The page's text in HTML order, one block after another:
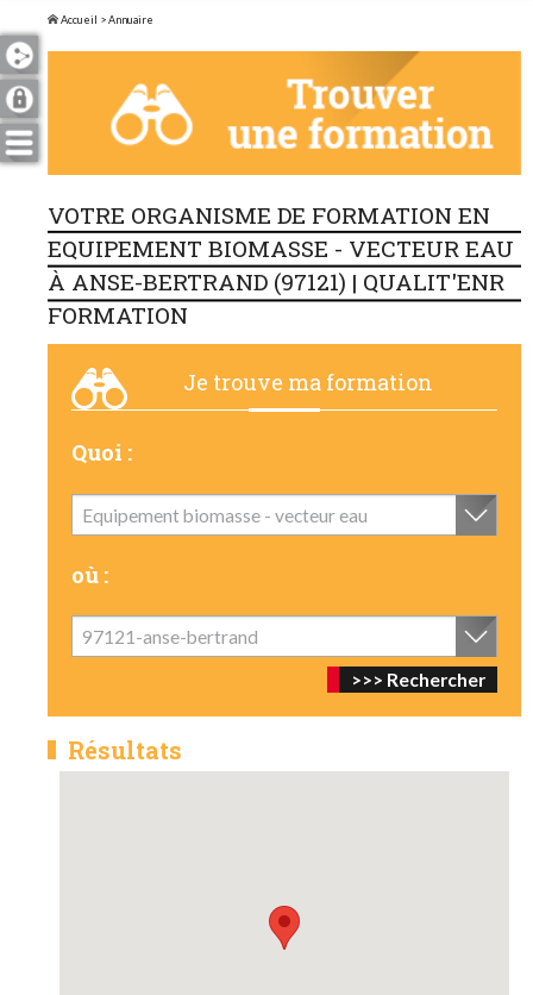
Accueil > Annuaire
VOTRE ORGANISME DE FORMATION EN
EQUIPEMENT BIOMASSE - VECTEUR EAU
À ANSE-BERTRAND (97121) | QUALIT'ENR
FORMATION
Je trouve ma formation
Quoi :
Equipement biomasse - vecteur eau
où :
97121-anse-bertrand
Résultats